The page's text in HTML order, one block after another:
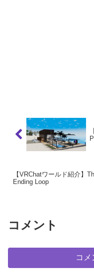
【VRChatワールド紹介】
Ending Loop
コメント
コメ